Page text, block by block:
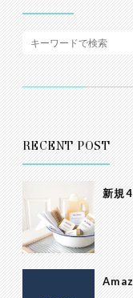
RECENT POST
新規